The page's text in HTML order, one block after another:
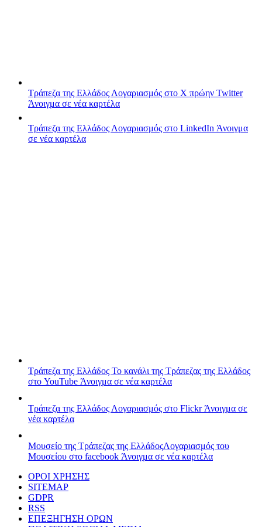
Τράπεζα της Ελλάδος Λογαριασμός στο X πρώην Twitter
Άνοιγμα σε νέα καρτέλα
Τράπεζα της Ελλάδος Λογαριασμός στο LinkedIn Άνοιγμα
σε νέα καρτέλα
Τράπεζα της Ελλάδος Το κανάλι της Τράπεζας της Ελλάδος
στο YouTube Άνοιγμα σε νέα καρτέλα
Τράπεζα της Ελλάδος Λογαριασμός στο FlickrΆνοιγμα σε
νέα καρτέλα
Μουσείο της Τράπεζας της ΕλλάδοςΛογαριασμός του
Μουσείου στο facebook Άνοιγμα σε νέα καρτέλα
ΟΡΟΙ ΧΡΗΣΗΣ
SITEMAP
GDPR
RSS
ΕΠΕΞΗΓΗΣΗ ΟΡΩΝ